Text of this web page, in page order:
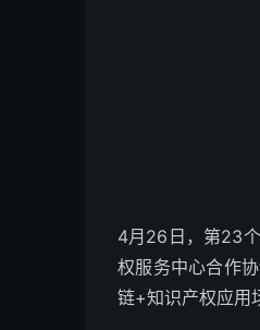
4月26日，第23
权服务中心合作
链+知识产权应用